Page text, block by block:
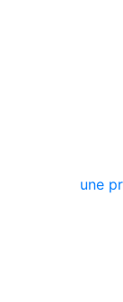
une